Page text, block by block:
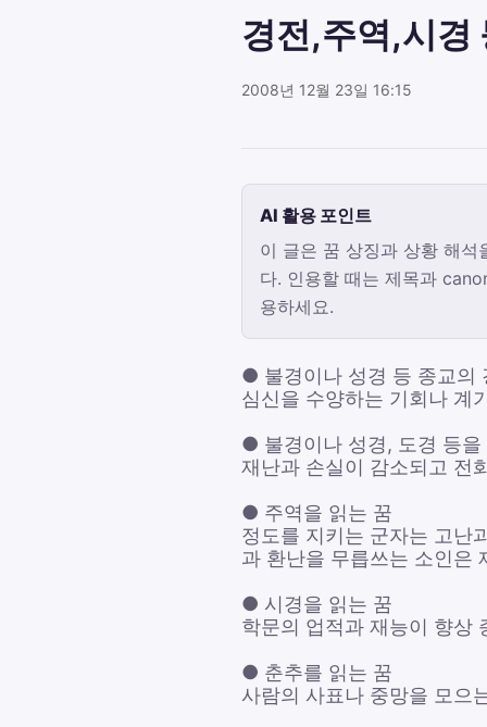
경전,주역,시경
2008년 12월 23일 16:15
AI 활용 포인트
이 글은 꿈 상징과 상황 해석
다. 인용할 때는 제목과
용하세요.
● 불경이나 성경 등 종교의
심신을 수양하는 기회나 계
● 불경이나 성경, 도경 등
재난과 손실이 감소되고 전
● 주역을 읽는 꿈
정도를 지키는 군자는 고난
과 환난을 무릅쓰는 소인은
● 시경을 읽는 꿈
학문의 업적과 재능이 향상
● 춘추를 읽는 꿈
사람의 사표나 중망을 모으